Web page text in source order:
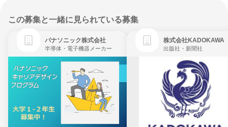
この募集と一緒に見られている募集
パナソニック株式会社
半導体・電子機器メーカー
株式会社KADOKAWA
出版社・新聞社